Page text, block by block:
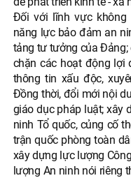
Đối với lĩnh vực không
năng lực bảo đảm an
tảng tư tưởng của Đảng;
chặn các hoạt động lợi
thông tin xấu độc,
Đồng thời, đổi mới nội
giáo dục pháp luật; xây
ninh Tổ quốc, củng cố
trận quốc phòng toàn
xây dựng lực lượng
lượng An ninh nói riêng